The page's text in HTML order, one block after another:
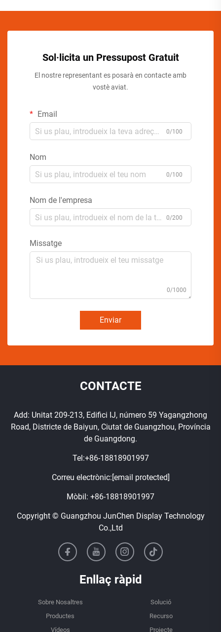
Sol·licita un Pressupost Gratuit
El nostre representant es posarà en contacte amb
vostè aviat.
Email
0/100
Nom
0/100
Nom de l'empresa
0/200
Missatge
0/1000
Enviar
CONTACTE
Add: Unitat 209-213, Edifici IJ, número 59 Yagangzhong
Road, Districte de Baiyun, Ciutat de Guangzhou, Província
de Guangdong.
Tel:+86-18818901997
Correu electrònic: [email protected]
Mòbil: +86-18818901997
Copyright © Guangzhou JunChen Display Technology
Co.,Ltd
Enllaç ràpid
Sobre Nosaltres
Solució
Productes
Recurso
Vídeos
Projecte